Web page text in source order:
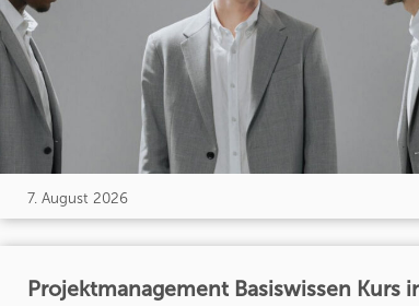
7. August 2026
Projektmanagement Basiswissen Kurs